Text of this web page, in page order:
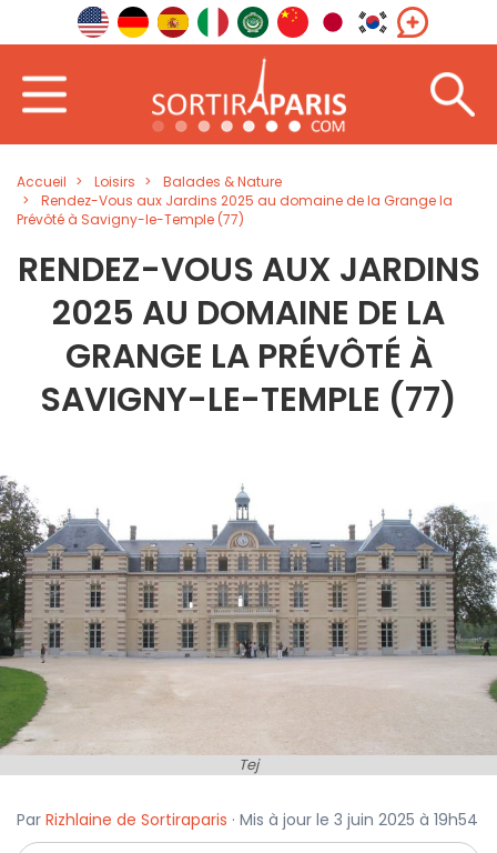
Accueil Loisirs
Balades & Nature
Rendez-Vous aux Jardins 2025 au domaine de la Grange la
Prévôté à Savigny-le-Temple (77)
RENDEZ-VOUS AUX JARDINS
2025 AU DOMAINE DE LA
GRANGE LA PRÉVÔTÉ À
SAVIGNY-LE-TEMPLE (77)
Tej
Par Rizhlaine de Sortiraparis · Mis à jour le 3 juin 2025 à 19h54